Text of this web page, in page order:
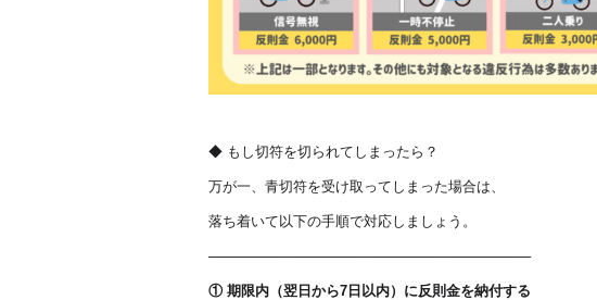
◆ もし切符を切られてしまったら？
万が一、青切符を受け取ってしまった場合は、
落ち着いて以下の手順で対応しましょう。
─────────────────────────────────
① 期限内（翌日から7日以内）に反則金を納付する